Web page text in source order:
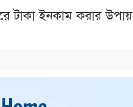
ইনকাম করার উপায়